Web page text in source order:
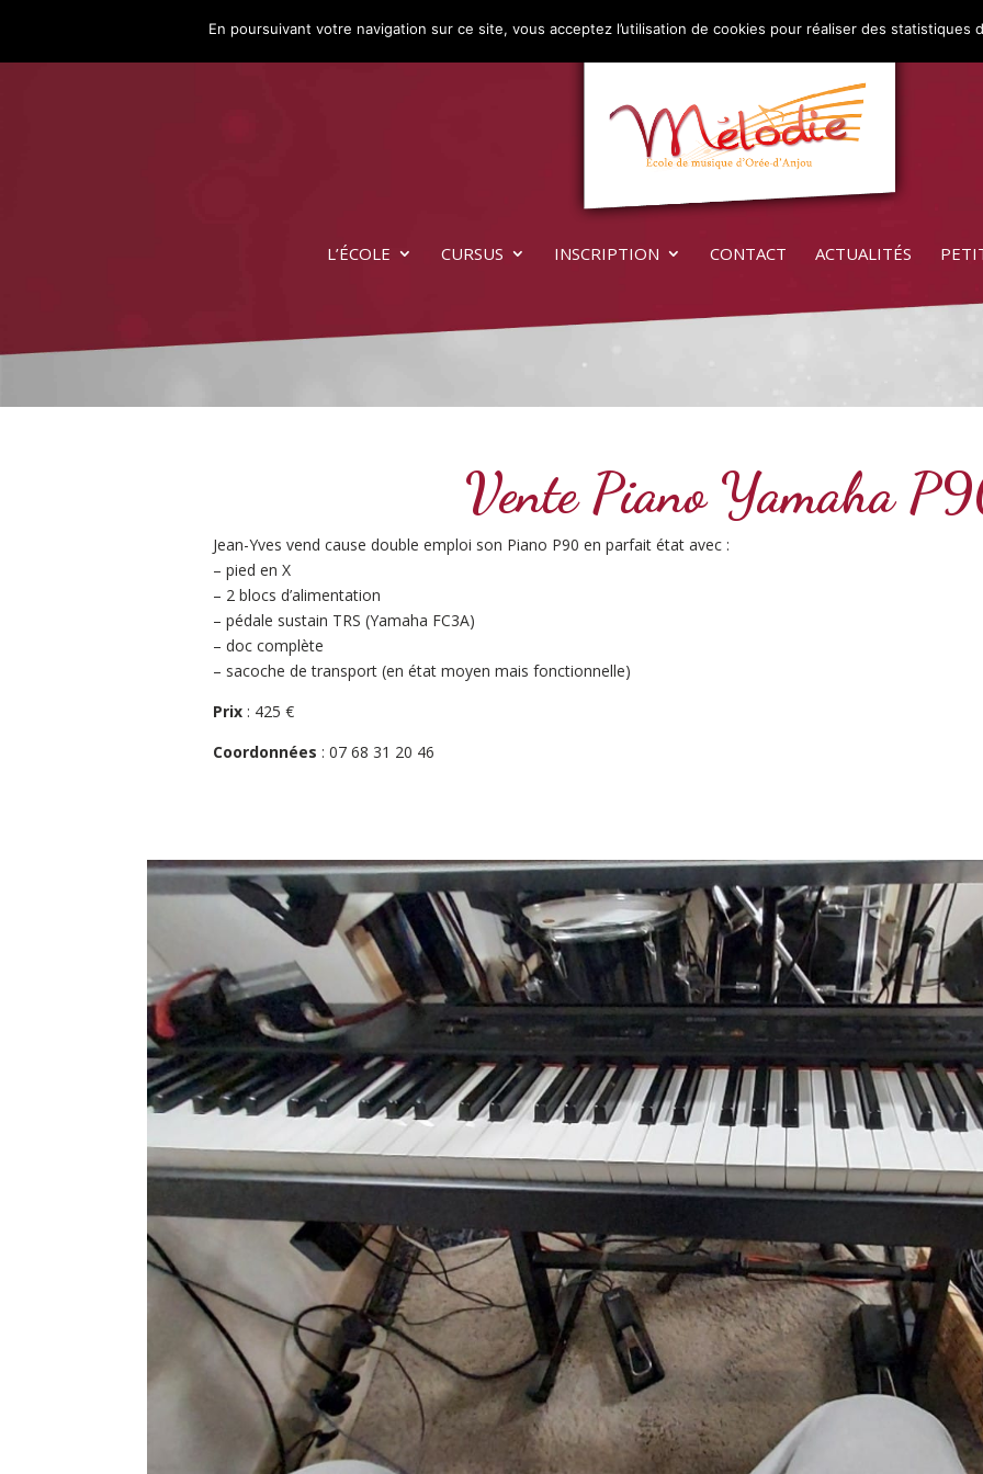
L’ÉCOLE CURSUS INSCRIPTION CONTACT ACTUALITÉS
Vente Piano Yamaha
Jean-Yves vend cause double emploi son Piano P90 en parfait état avec :
– pied en X
– 2 blocs d’alimentation
– pédale sustain TRS (Yamaha FC3A)
– doc complète
– sacoche de transport (en état moyen mais fonctionnelle)
Prix : 425 €
Coordonnées : 07 68 31 20 46
En poursuivant votre navigation sur ce site, vous acceptez l’utilisation de cookies pour réaliser des statistiques